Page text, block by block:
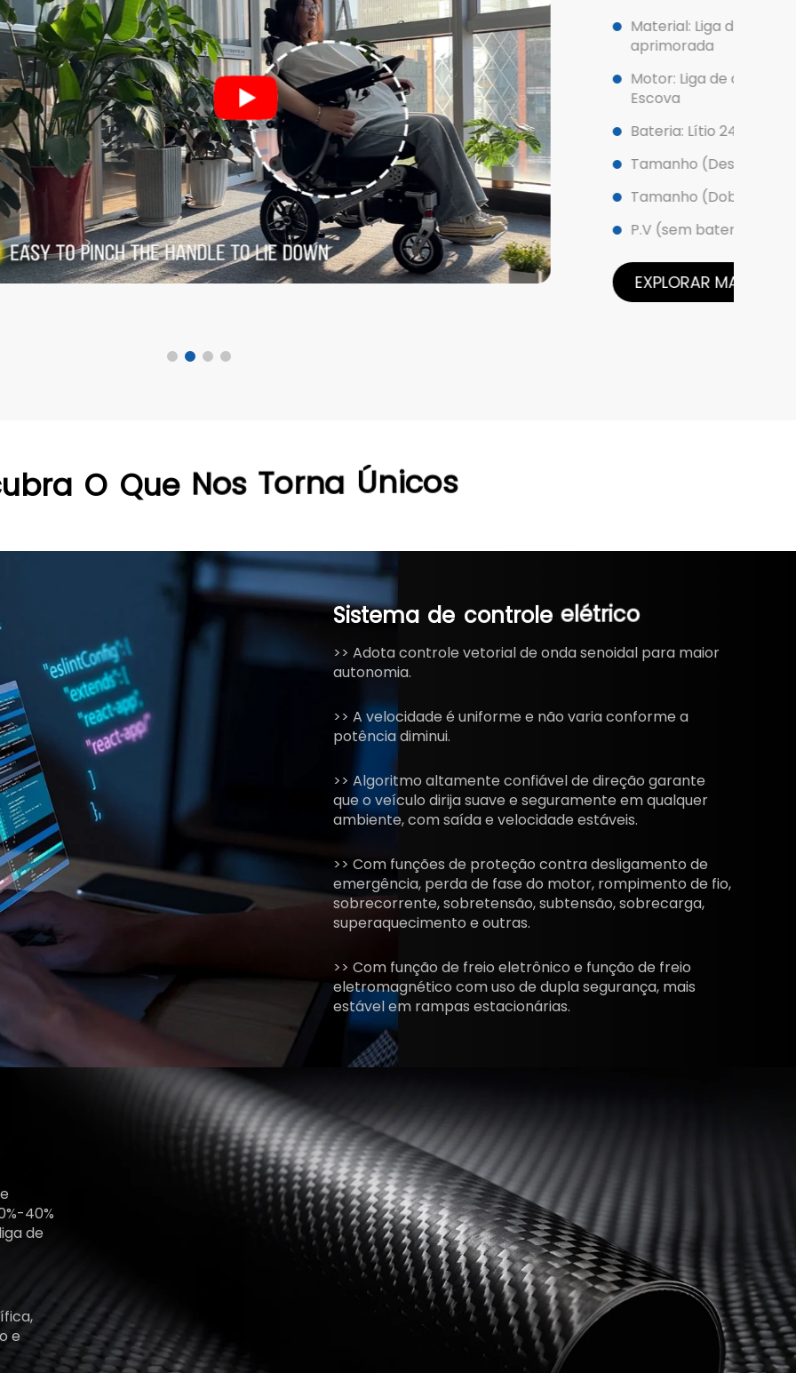
Material: Liga de magnésio e alumínio
aprimorada
Motor: Liga de alumínio melhorada 300W*2
Escova
Bateria: Lítio 24V 13Ah
Tamanho (Desdobrado): 110*63*96cm
Tamanho (Dobrado): 63*37*75cm
P.V (sem bateria): 28KG
EXPLORAR MAIS
O Que Nos Torna Únicos
Sistema de controle elétrico
>> Adota controle vetorial de onda senoidal para maior
autonomia.
>> A velocidade é uniforme e não varia conforme a
potência diminui.
>> Algoritmo altamente confiável de direção garante
que o veículo dirija suave e seguramente em qualquer
ambiente, com saída e velocidade estáveis.
>> Com funções de proteção contra desligamento de
emergência, perda de fase do motor, rompimento de fio,
sobrecorrente, sobretensão, subtensão, sobrecarga,
superaquecimento e outras.
>> Com função de freio eletrônico e função de freio
eletromagnético com uso de dupla segurança, mais
estável em rampas estacionárias.
40%
de
e